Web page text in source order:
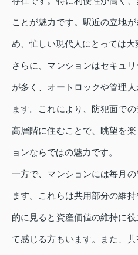
ことが魅力です。駅近の立地
め、忙しい現代人にとっては大
さらに、マンションはセキュ
が多く、オートロックや管理
ます。これにより、防犯面で
高層階に住むことで、眺望を
ョンならではの魅力です。
一方で、マンションには毎月
ます。これらは共用部分の維
的に見ると資産価値の維持に
て感じる方もいます。また、